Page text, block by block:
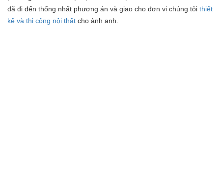
đã đi đến thống nhất phương án và giao cho đơn vị chúng tôi thiết
kế và thi công nội thất cho ành anh.